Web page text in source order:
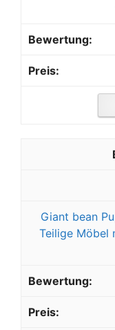
Giant bean
Teilige Möbel